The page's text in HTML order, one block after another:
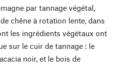
par tannage végétal,
chêne à rotation lente, dans
les ingrédients végétaux ont
sur le cuir de tannage : le
noir, et le bois de